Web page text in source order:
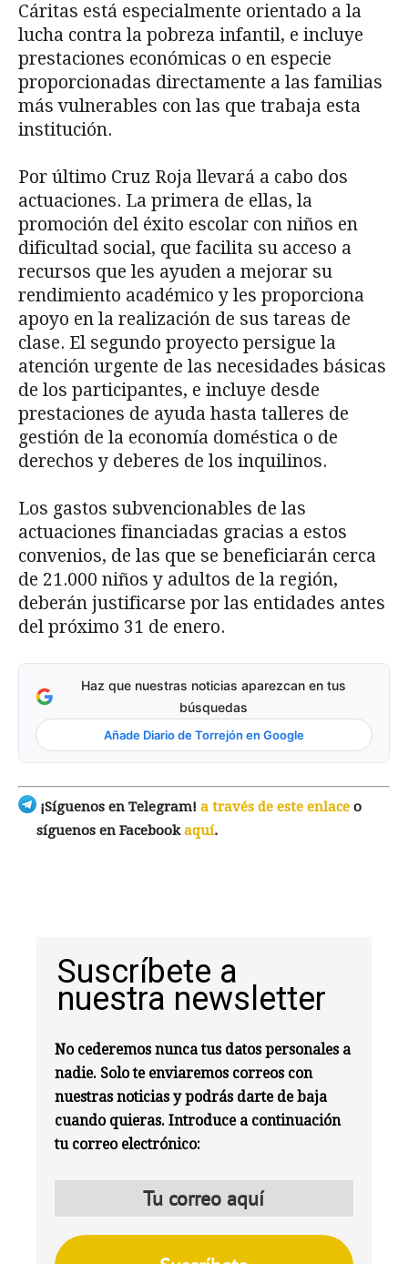
Cáritas está especialmente orientado a la
lucha contra la pobreza infantil, e incluye
prestaciones económicas o en especie
proporcionadas directamente a las familias
más vulnerables con las que trabaja esta
institución.
Por último Cruz Roja llevará a cabo dos
actuaciones. La primera de ellas, la
promoción del éxito escolar con niños en
dificultad social, que facilita su acceso a
recursos que les ayuden a mejorar su
rendimiento académico y les proporciona
apoyo en la realización de sus tareas de
clase. El segundo proyecto persigue la
atención urgente de las necesidades básicas
de los participantes, e incluye desde
prestaciones de ayuda hasta talleres de
gestión de la economía doméstica o de
derechos y deberes de los inquilinos.
Los gastos subvencionables de las
actuaciones financiadas gracias a estos
convenios, de las que se beneficiarán cerca
de 21.000 niños y adultos de la región,
deberán justificarse por las entidades antes
del próximo 31 de enero.
Haz que nuestras noticias aparezcan en tus
búsquedas
Añade Diario de Torrejón en Google
¡Síguenos en Telegram! a través de este enlace o
síguenos en Facebookaquí.
Suscríbete a
nuestra newsletter
No cederemos nunca tus datos personales a
nadie. Solo te enviaremos correos con
nuestras noticias y podrás darte de baja
cuando quieras. Introduce a continuación
tu correo electrónico: